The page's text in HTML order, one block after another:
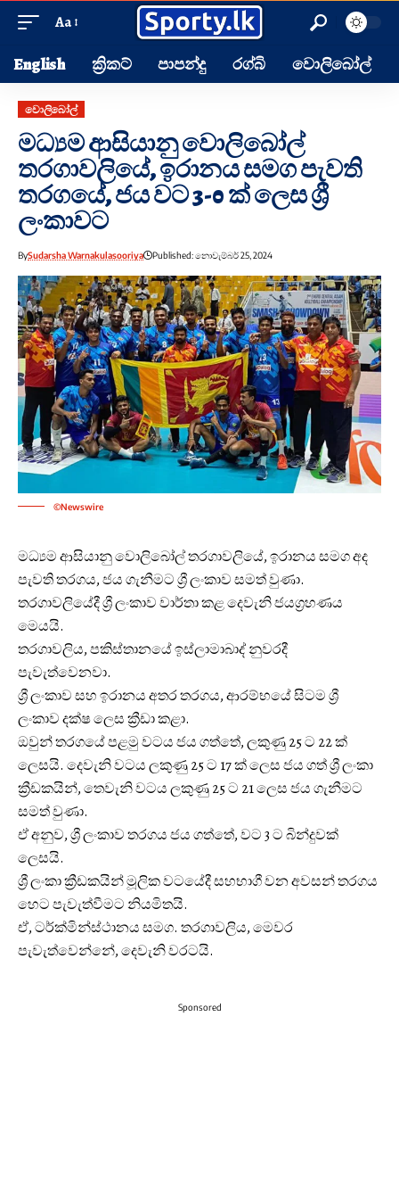
Aa
English ක්‍රිකට් පාපන්දු රග්බි වොලිබෝල්
වොලිබෝල්
මධ්‍යම ආසියානු වොලිබෝල්
තරගාවලියේ, ඉරානය සමග පැවති
තරගයේ, ජය වට 3-0 ක් ලෙස ශ්‍රී
ලංකාවට
BySudarsha Warnakulasooriya Published: නොවැම්බර් 25, 2024
©Newswire
මධ්‍යම ආසියානු වොලිබෝල් තරගාවලියේ, ඉරානය සමග අද
පැවති තරගය, ජය ගැනීමට ශ්‍රී ලංකාව සමත් වුණා.
තරගාවලියේදී ශ්‍රී ලංකාව වාර්තා කළ දෙවැනි ජයග්‍රහණය
මෙයයි.
තරගාවලිය, පකිස්තානයේ ඉස්ලාමාබාද් නුවරදී
පැවැත්වෙනවා.
ශ්‍රී ලංකාව සහ ඉරානය අතර තරගය, ආරම්භයේ සිටම ශ්‍රී
ලංකාව දක්ෂ ලෙස ක්‍රීඩා කළා.
ඔවුන් තරගයේ පළමු වටය ජය ගත්තේ, ලකුණු 25 ට 22 ක්
ලෙසයි. දෙවැනි වටය ලකුණු 25 ට 17 ක් ලෙස ජය ගත් ශ්‍රී ලංකා
ක්‍රීඩකයින්, තෙවැනි වටය ලකුණු 25 ට 21 ‍ලෙස ජය ගැනීමට
සමත් වුණා.
ඒ අනුව, ශ්‍රී ලංකාව තරගය ජය ගත්තේ, වට 3 ට බින්දුවක්
ලෙසයි.
ශ්‍රී ලංකා ක්‍රීඩකයින් මූලික වටයේදී සහභාගී වන අවසන් තරගය
හෙට පැවැත්වීමට නියමිතයි.
ඒ, ටර්ක්මින්ස්ථානය සමග. තරගාවලිය, මෙවර
පැවැත්වෙන්නේ, දෙවැනි වරටයි.
Sponsored